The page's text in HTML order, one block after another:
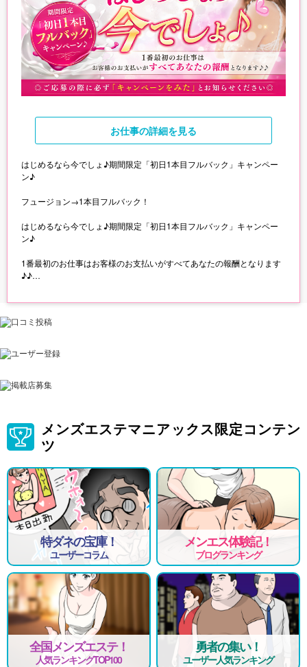
お仕事の詳細を見る
はじめるなら今でしょ♪期間限定「初日1本目フルバック」キャンペー
ン♪
フュージョン→1本目フルバック！
はじめるなら今でしょ♪期間限定「初日1本目フルバック」キャンペー
ン♪
1番最初のお仕事はお客様のお支払いがすべてあなたの報酬となります
♪♪
◎ご応募の際に必ず「キャンペーンをみた」とお知らせください◎
メンズエステマニアックス限定コンテン
ツ
特ダネの宝庫！
ユーザーコラム
メンエス体験記！
ブログランキング
全国メンズエステ！
人気ランキングTOP100
勇者の集い！
ユーザー人気ランキング